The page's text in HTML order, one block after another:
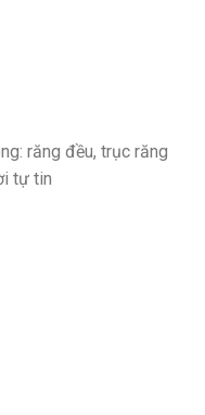
răng đều, trục răng
tự tin